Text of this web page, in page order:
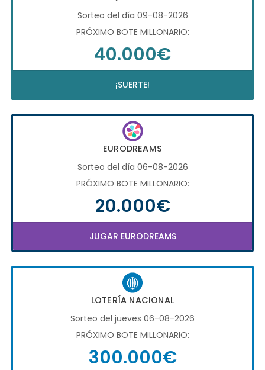
Sorteo del día 09-08-2026
PRÓXIMO BOTE MILLONARIO:
40.000€
¡SUERTE!
EURODREAMS
Sorteo del día 06-08-2026
PRÓXIMO BOTE MILLONARIO:
20.000€
JUGAR EURODREAMS
LOTERÍA NACIONAL
Sorteo del jueves 06-08-2026
PRÓXIMO BOTE MILLONARIO:
300.000€